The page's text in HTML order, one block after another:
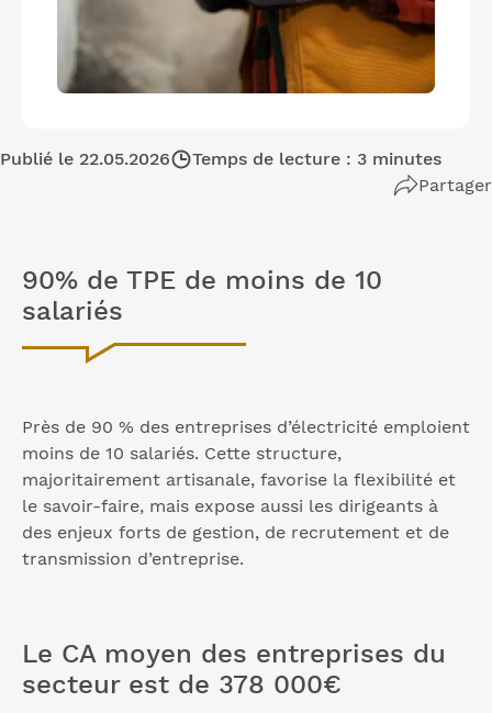
Publié le 22.05.2026
Temps de lecture : 3 minutes
Partager
90% de TPE de moins de 10
salariés
Près de 90 % des entreprises d’électricité emploient
moins de 10 salariés. Cette structure,
majoritairement artisanale, favorise la flexibilité et
le savoir-faire, mais expose aussi les dirigeants à
des enjeux forts de gestion, de recrutement et de
transmission d’entreprise.
Le CA moyen des entreprises du
secteur est de 378 000€